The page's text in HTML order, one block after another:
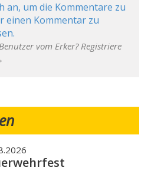
an, um die Kommentare zu
einen Kommentar zu
vom Erker? Registriere